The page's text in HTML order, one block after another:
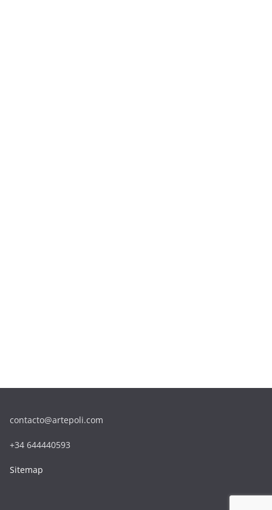
contacto@artepoli.com
+34 644440593
Sitemap